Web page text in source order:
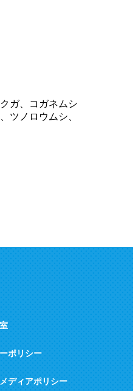
ガ、コガネムシ
ツノロウムシ、
ポリシー
ディアポリシー